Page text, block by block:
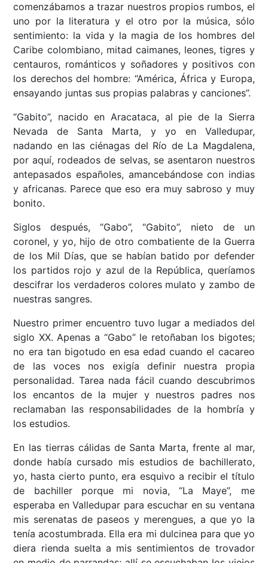
comenzábamos a trazar nuestros propios rumbos, el
uno por la literatura y el otro por la música, sólo
sentimiento: la vida y la magia de los hombres del
Caribe colombiano, mitad caimanes, leones, tigres y
centauros, románticos y soñadores y positivos con
los derechos del hombre: “América, África y Europa,
ensayando juntas sus propias palabras y canciones”.
“Gabito”, nacido en Aracataca, al pie de la Sierra
Nevada de Santa Marta, y yo en Valledupar,
nadando en las ciénagas del Río de La Magdalena,
por aquí, rodeados de selvas, se asentaron nuestros
antepasados españoles, amancebándose con indias
y africanas. Parece que eso era muy sabroso y muy
bonito.
Siglos después, “Gabo”, “Gabito”, nieto de un
coronel, y yo, hijo de otro combatiente de la Guerra
de los Mil Días, que se habían batido por defender
los partidos rojo y azul de la República, queríamos
descifrar los verdaderos colores mulato y zambo de
nuestras sangres.
Nuestro primer encuentro tuvo lugar a mediados del
siglo XX. Apenas a “Gabo” le retoñaban los bigotes;
no era tan bigotudo en esa edad cuando el cacareo
de las voces nos exigía definir nuestra propia
personalidad. Tarea nada fácil cuando descubrimos
los encantos de la mujer y nuestros padres nos
reclamaban las responsabilidades de la hombría y
los estudios.
En las tierras cálidas de Santa Marta, frente al mar,
donde había cursado mis estudios de bachillerato,
yo, hasta cierto punto, era esquivo a recibir el título
de bachiller porque mi novia, “La Maye”, me
esperaba en Valledupar para escuchar en su ventana
mis serenatas de paseos y merengues, a que yo la
tenía acostumbrada. Ella era mi dulcinea para que yo
diera rienda suelta a mis sentimientos de trovador